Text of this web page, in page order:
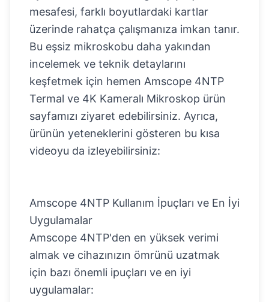
mesafesi, farklı boyutlardaki kartlar
üzerinde rahatça çalışmanıza imkan tanır.
Bu eşsiz mikroskobu daha yakından
incelemek ve teknik detaylarını
keşfetmek için hemen Amscope 4NTP
Termal ve 4K Kameralı Mikroskop ürün
sayfamızı ziyaret edebilirsiniz. Ayrıca,
ürünün yeteneklerini gösteren bu kısa
videoyu da izleyebilirsiniz:
Amscope 4NTP Kullanım İpuçları ve En İyi
Uygulamalar
Amscope 4NTP'den en yüksek verimi
almak ve cihazınızın ömrünü uzatmak
için bazı önemli ipuçları ve en iyi
uygulamalar: